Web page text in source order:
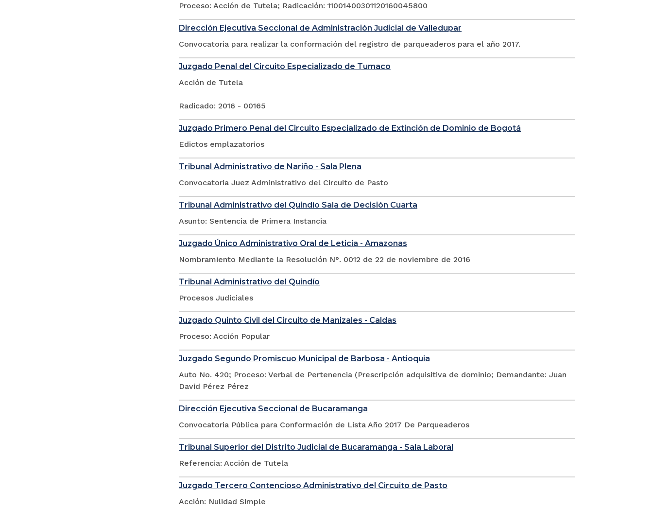
Proceso: Acción de Tutela; Radicación: 11001400301120160045800
Dirección Ejecutiva Seccional de Administración Judicial de Valledupar
Convocatoria para realizar la conformación del registro de parqueaderos para el año 2017.
Juzgado Penal del Circuito Especializado de Tumaco
Acción de Tutela
Radicado: 2016 - 00165
Juzgado Primero Penal del Circuito Especializado de Extinción de Dominio de Bogotá
Edictos emplazatorios
Tribunal Administrativo de Nariño - Sala Plena
Convocatoria Juez Administrativo del Circuito de Pasto
Tribunal Administrativo del Quindío Sala de Decisión Cuarta
Asunto: Sentencia de Primera Instancia
Juzgado Único Administrativo Oral de Leticia - Amazonas
Nombramiento Mediante la Resolución N°. 0012 de 22 de noviembre de 2016
Tribunal Administrativo del Quindío
Procesos Judiciales
Juzgado Quinto Civil del Circuito de Manizales - Caldas
Proceso: Acción Popular
Juzgado Segundo Promiscuo Municipal de Barbosa - Antioquia
Auto No. 420; Proceso: Verbal de Pertenencia (Prescripción adquisitiva de dominio; Demandante: Juan
David Pérez Pérez
Dirección Ejecutiva Seccional de Bucaramanga
Convocatoria Pública para Conformación de Lista Año 2017 De Parqueaderos
Tribunal Superior del Distrito Judicial de Bucaramanga - Sala Laboral
Referencia: Acción de Tutela
Juzgado Tercero Contencioso Administrativo del Circuito de Pasto
Acción: Nulidad Simple